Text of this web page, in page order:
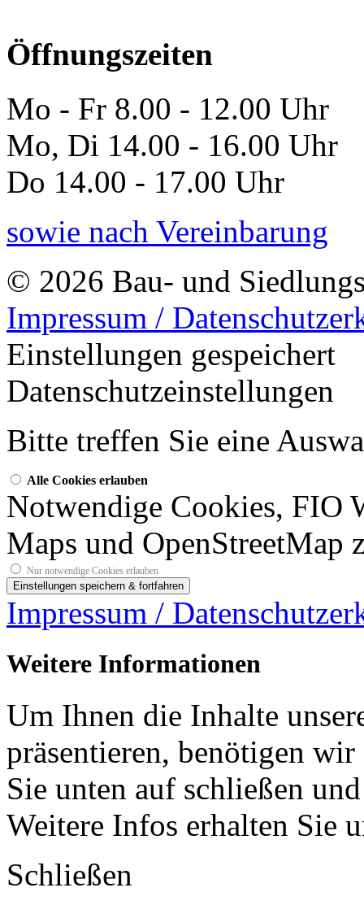
Öffnungszeiten
Mo - Fr 8.00 - 12.00 Uhr
Mo, Di 14.00 - 16.00 Uhr
Do 14.00 - 17.00 Uhr
sowie nach Vereinbarung
© 2026 Bau- und
Impressum /
Einstellungen gespeichert
Datenschutzeinstellungen
Bitte treffen Sie eine
Alle Cookies erlauben
Notwendige Cookies, FIO
Maps und OpenStreetMap
Nur notwendige Cookies erlauben
Impressum /
Weitere Informationen
Um Ihnen die Inhalte
präsentieren, benötigen
Sie unten auf schließen
Weitere Infos erhalten Sie
Schließen